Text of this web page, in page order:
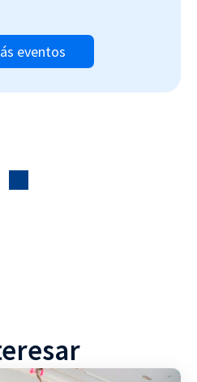
eventos